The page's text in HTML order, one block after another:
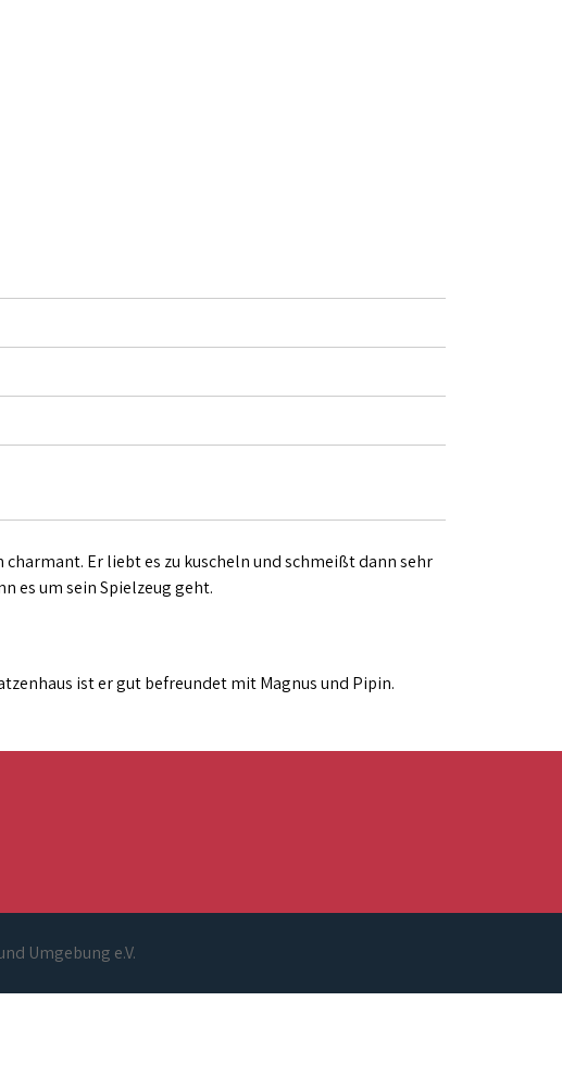
Er liebt es zu kuscheln und schmeißt dann sehr
es um sein Spielzeug geht.
ist er gut befreundet mit Magnus und Pipin.
Umgebung e.V.